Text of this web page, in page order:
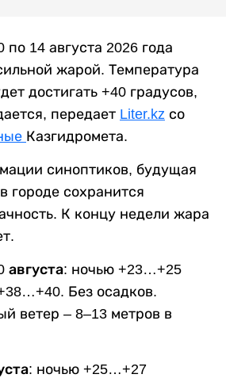
14 августа 2026 года
жарой. Температура
достигать +40 градусов,
передает Liter.kz со
Казгидромета.
синоптиков, будущая
городе сохранится
К концу недели жара
августа: ночью +23…+25
Без осадков.
ветер – 8–13 метров в
ночью +25…+27